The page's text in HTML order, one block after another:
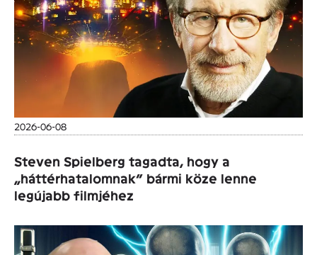
2026-06-08
Steven Spielberg tagadta, hogy a
„háttérhatalomnak” bármi köze lenne
legújabb filmjéhez